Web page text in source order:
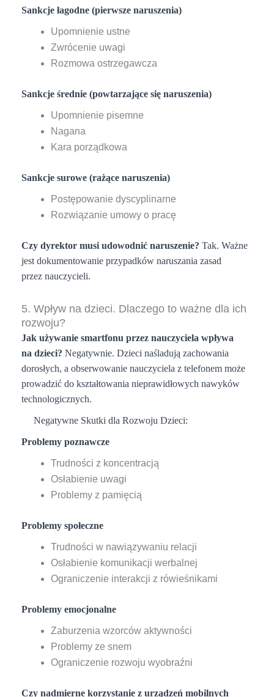
Sankcje łagodne (pierwsze naruszenia)
Upomnienie ustne
Zwrócenie uwagi
Rozmowa ostrzegawcza
Sankcje średnie (powtarzające się naruszenia)
Upomnienie pisemne
Nagana
Kara porządkowa
Sankcje surowe (rażące naruszenia)
Postępowanie dyscyplinarne
Rozwiązanie umowy o pracę
Czy dyrektor musi udowodnić naruszenie? Tak. Ważne
jest dokumentowanie przypadków naruszania zasad
przez nauczycieli.
5. Wpływ na dzieci. Dlaczego to ważne dla ich
rozwoju?
Jak używanie smartfonu przez nauczyciela wpływa
na dzieci? Negatywnie. Dzieci naśladują zachowania
dorosłych, a obserwowanie nauczyciela z telefonem może
prowadzić do kształtowania nieprawidłowych nawyków
technologicznych.
Negatywne Skutki dla Rozwoju Dzieci:
Problemy poznawcze
Trudności z koncentracją
Osłabienie uwagi
Problemy z pamięcią
Problemy społeczne
Trudności w nawiązywaniu relacji
Osłabienie komunikacji werbalnej
Ograniczenie interakcji z rówieśnikami
Problemy emocjonalne
Zaburzenia wzorców aktywności
Problemy ze snem
Ograniczenie rozwoju wyobraźni
Czy nadmierne korzystanie z urządzeń mobilnych